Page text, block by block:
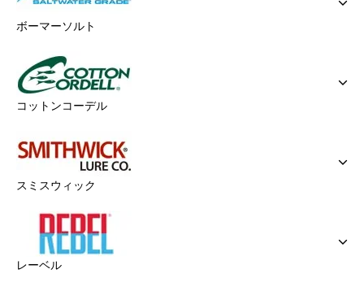
ボーマーソルト
コットンコーデル
スミスウィック
レーベル